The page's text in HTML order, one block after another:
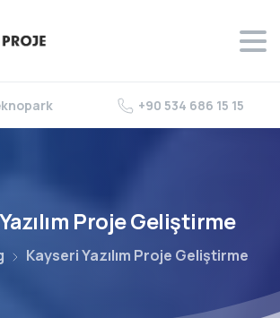
+90 534 686 15 15
Yazılım ProjeGeliştirme
Kayseri Yazılım Proje Geliştirme